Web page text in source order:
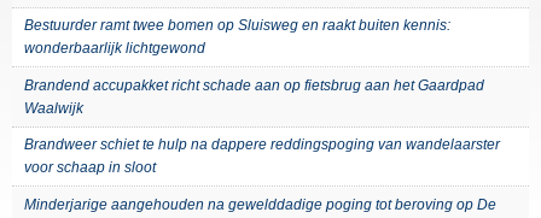
Bestuurder ramt twee bomen op Sluisweg en raakt buiten kennis:
wonderbaarlijk lichtgewond
Brandend accupakket richt schade aan op fietsbrug aan het Gaardpad
Waalwijk
Brandweer schiet te hulp na dappere reddingspoging van wandelaarster
voor schaap in sloot
Minderjarige aangehouden na gewelddadige poging tot beroving op De